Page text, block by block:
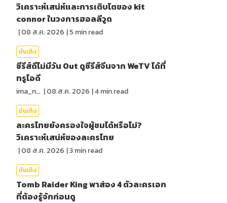
วิเคราะห์เสน่ห์และการเติบโตของ kit
connor ในวงการฮอลลีวูด
|08 ส.ค. 2026 |5 min read
บันเทิง
ซีรีส์ดีไม่มีวัน Out ดูซีรีส์จีนจาก WeTV ได้ที่
ทรูไอดี
ima_nan |08 ส.ค. 2026 |4min read
บันเทิง
ละครไทยยังครองใจผู้ชมได้หรือไม่?
วิเคราะห์เสน่ห์ของละครไทย
|08 ส.ค. 2026 |3min read
บันเทิง
Tomb Raider King พาส่อง 4 ตัวละครเอก
ที่ต้องรู้จักก่อนดู